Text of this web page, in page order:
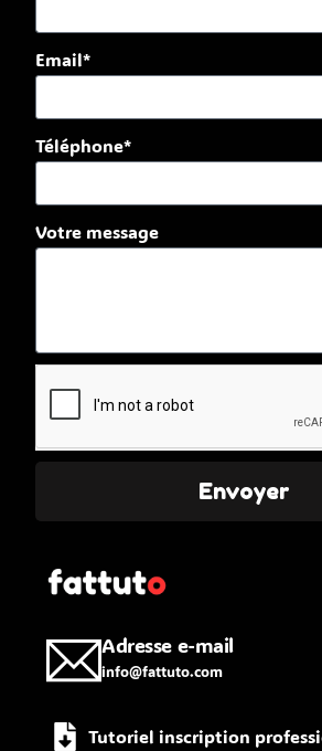
Email*
Téléphone*
Votre message
Envoyer
Adresse e-mail
info@fattuto.com
Tutoriel inscription